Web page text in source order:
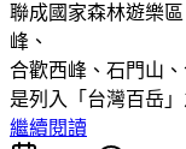
聯成國家森林遊樂
峰、
合歡西峰、石門山
是列入「台灣百岳」
繼續閱讀